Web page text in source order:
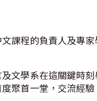
課程的負責人及專
文學系在這關鍵時
聚首一堂，交流經驗